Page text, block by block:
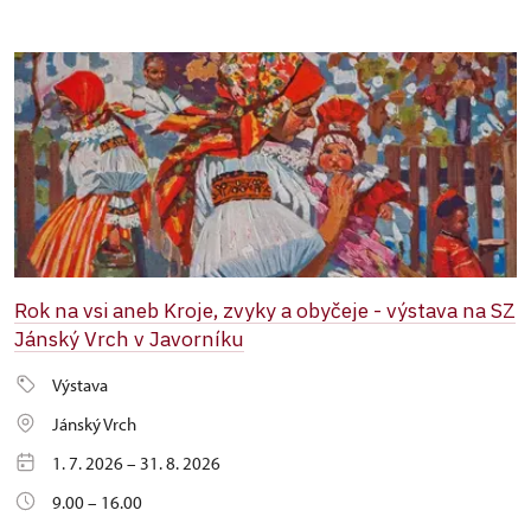
Rok na vsi aneb Kroje, zvyky a obyčeje - výstava na SZ
Jánský Vrch v Javorníku
Výstava
Jánský Vrch
1. 7. 2026 – 31. 8. 2026
9.00 – 16.00